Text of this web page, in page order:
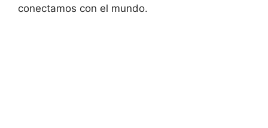
conectamos con el mundo.